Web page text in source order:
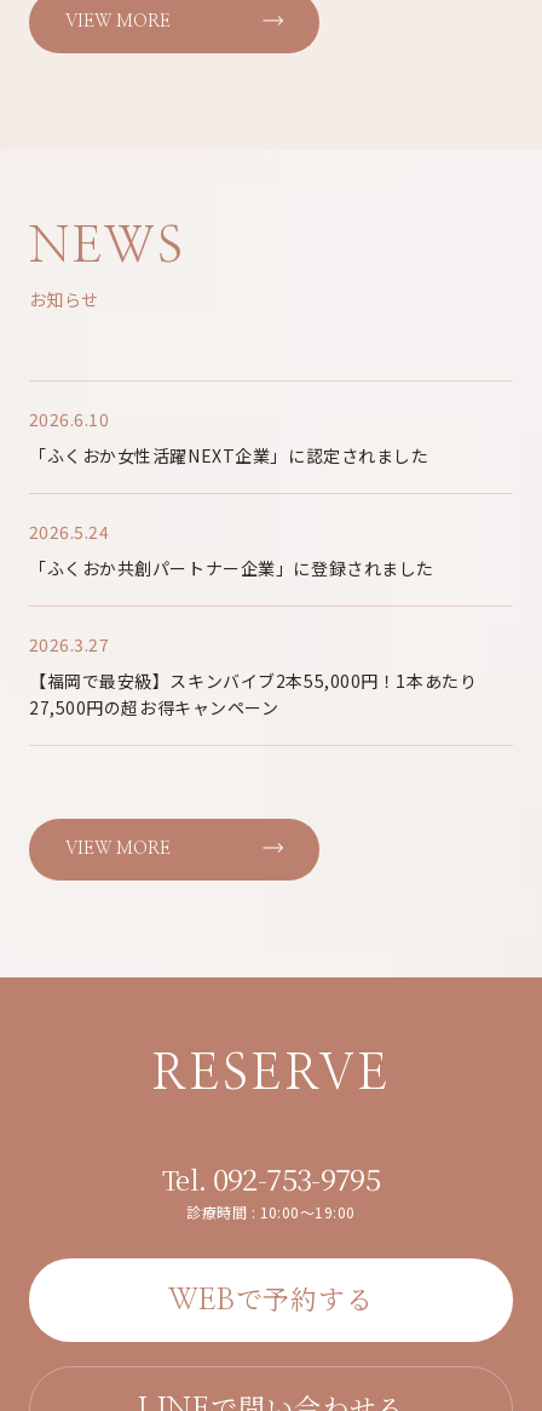
VIEW MORE
NEWS
お知らせ
2026.6.10
「ふくおか女性活躍NEXT企業」に認定されました
2026.5.24
「ふくおか共創パートナー企業」に登録されました
2026.3.27
【福岡で最安級】スキンバイブ2本55,000円！1本あたり
27,500円の超お得キャンペーン
VIEW MORE
RESERVE
Tel. 092-753-9795
診療時間 : 10:00～19:00
WEBで予約する